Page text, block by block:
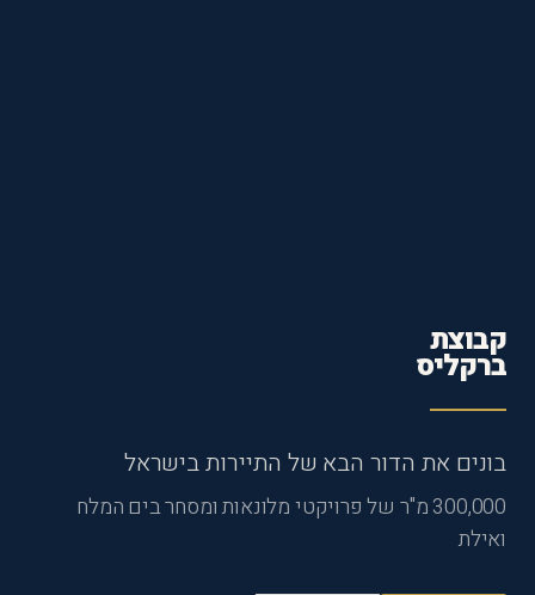
קבוצת
ברקליס
בונים את הדור הבא של התיירות בישראל
300,000 מ"ר של פרויקטי מלונאות ומסחר בים המלח
ואילת